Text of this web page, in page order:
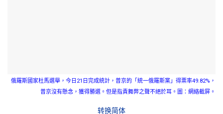
俄羅斯國家杜馬選舉，今日21日完成統計，普京的「統一俄羅斯黨」得票率49.82%，
普京沒有懸念，獲得勝選。但是指責舞弊之聲不絕於耳。圖：網絡截屏。
转换简体